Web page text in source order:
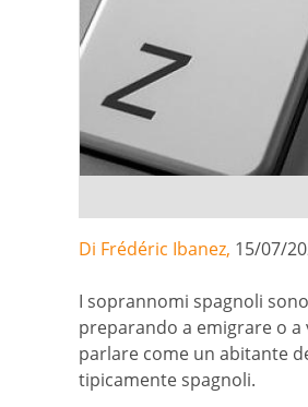
Di Frédéric Ibanez, 15/07/
I soprannomi spagnoli
preparando a emigrare o a
parlare come un abitante
tipicamente spagnoli.